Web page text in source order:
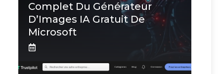
Complet Du Générateur
D’Images IA Gratuit De
Microsoft